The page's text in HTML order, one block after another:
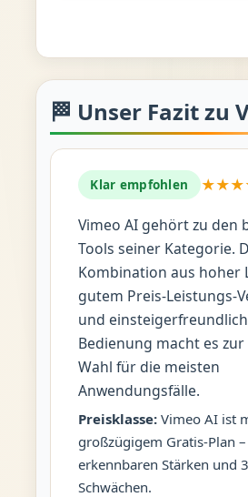
🏁 Unser Fazit zu
Klar empfohlen
Vimeo AI gehört zu den
Tools seiner Kategorie.
Kombination aus hoher
gutem Preis-Leistungs-
und
Bedienung macht es
Wahl für die meisten
Anwendungsfälle.
Preisklasse:Vimeo AI ist
großzügigem Gratis-Plan
erkennbaren Stärken und
Schwächen.